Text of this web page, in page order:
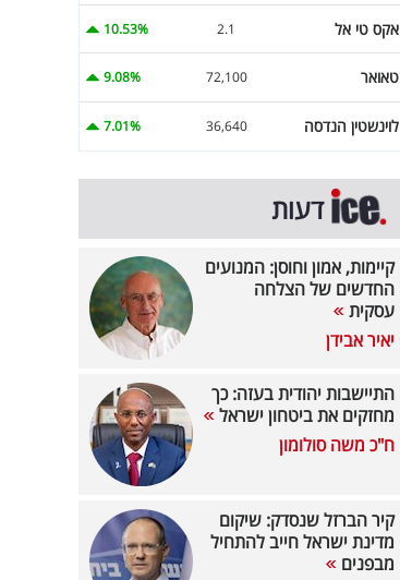
אקס טי אל 2.1
10.53%
טאואר 72,100
9.08%
לוינשטין הנדסה 36,640
7.01%
דעות
קיימות, אמון וחוסן: המנועים
החדשים של הצלחה
עסקית
יאיר אבידן
התיישבות יהודית בעזה: כך
מחזקים את ביטחון ישראל
ח"כ משה סולומון
קיר הברזל שנסדק: שיקום
מדינת ישראל חייב להתחיל
מבפנים